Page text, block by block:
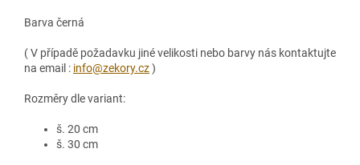
Barva černá
( V případě požadavku jiné velikosti nebo barvy nás kontaktujte
na email : info@zekory.cz)
Rozměry dle variant:
š. 20 cm
š. 30 cm